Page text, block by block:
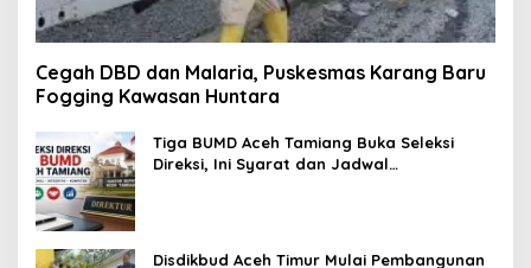
Cegah DBD dan Malaria, Puskesmas Karang Baru
Fogging Kawasan Huntara
Tiga BUMD Aceh Tamiang Buka Seleksi
Direksi, Ini Syarat dan Jadwal
Disdikbud Aceh Timur Mulai Pembangunan